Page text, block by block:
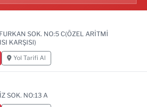
SOK. NO:5 C(ÖZEL ARİTMİ
KARŞISI)
Yol Tarifi Al
SOK. NO:13 A